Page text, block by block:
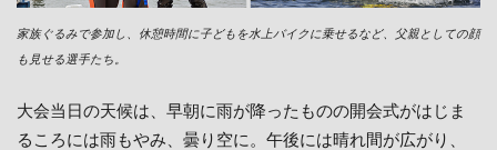
家族ぐるみで参加し、休憩時間に子どもを水上バイクに乗せるなど、父親としての顔
も見せる選手たち。
大会当日の天候は、早朝に雨が降ったものの開会式がはじま
るころには雨もやみ、曇り空に。午後には晴れ間が広がり、